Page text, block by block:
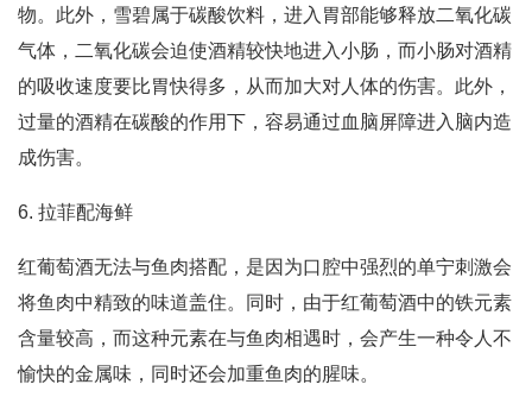
物。此外，雪碧属于碳酸饮料，进入胃部能够释放二氧化碳
气体，二氧化碳会迫使酒精较快地进入小肠，而小肠对酒精
的吸收速度要比胃快得多，从而加大对人体的伤害。此外，
过量的酒精在碳酸的作用下，容易通过血脑屏障进入脑内造
成伤害。
6. 拉菲配海鲜
红葡萄酒无法与鱼肉搭配，是因为口腔中强烈的单宁刺激会
将鱼肉中精致的味道盖住。同时，由于红葡萄酒中的铁元素
含量较高，而这种元素在与鱼肉相遇时，会产生一种令人不
愉快的金属味，同时还会加重鱼肉的腥味。